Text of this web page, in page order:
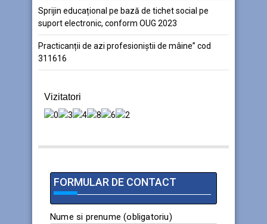
Sprijin educațional pe bază de tichet social pe
suport electronic, conform OUG 2023
Practicanții de azi profesioniștii de mâine” cod
311616
Vizitatori
FORMULAR DE CONTACT
Nume si prenume (obligatoriu)